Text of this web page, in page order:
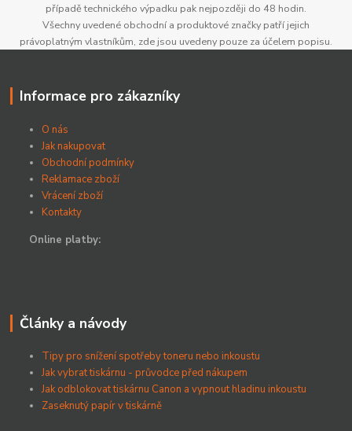
případě technického výpadku pak nejpozději do 48 hodin.
Všechny uvedené obchodní a produktové značky patří jejich
právoplatným vlastníkům, zde jsou uvedeny pouze za účelem popisu.
Informace pro zákazníky
O nás
Jak nakupovat
Obchodní podmínky
Reklamace zboží
Vrácení zboží
Kontakty
Online platby:
Články a návody
Tipy pro snížení spotřeby toneru nebo inkoustu
Jak vybrat tiskárnu - průvodce před nákupem
Jak odblokovat tiskárnu Canon a vypnout hladinu inkoustu
Zaseknutý papír v tiskárně